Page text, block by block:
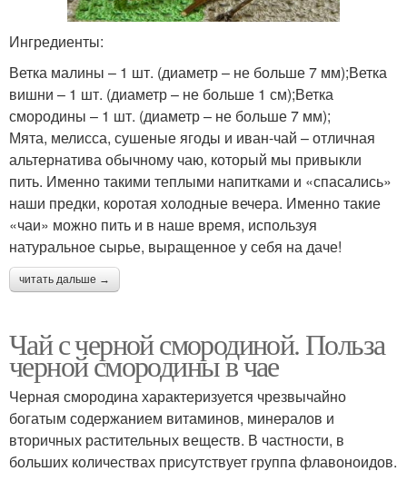
Ингредиенты:
Ветка малины – 1 шт. (диаметр – не больше 7 мм);Ветка
вишни – 1 шт. (диаметр – не больше 1 см);Ветка
смородины – 1 шт. (диаметр – не больше 7 мм);
Мята, мелисса, сушеные ягоды и иван-чай – отличная
альтернатива обычному чаю, который мы привыкли
пить. Именно такими теплыми напитками и «спасались»
наши предки, коротая холодные вечера. Именно такие
«чаи» можно пить и в наше время, используя
натуральное сырье, выращенное у себя на даче!
читать дальше →
Чай с черной смородиной. Польза
черной смородины в чае
Черная смородина характеризуется чрезвычайно
богатым содержанием витаминов, минералов и
вторичных растительных веществ. В частности, в
больших количествах присутствует группа флавоноидов.